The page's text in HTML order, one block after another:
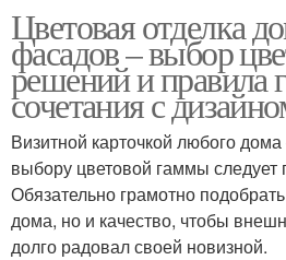
Цветовая отделка
фасадов – выбор
решений и правила
сочетания с
Визитной карточкой любого
выбору цветовой гаммы следует
Обязательно грамотно
дома, но и качество, чтобы
долго радовал своей новизной.